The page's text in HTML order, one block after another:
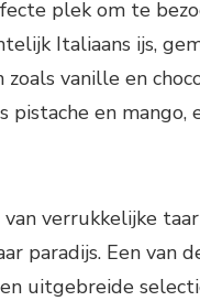
plek om te
Italiaans ijs,
zoals vanille en
pistache en
verrukkelijke
paradijs. Een van
uitgebreide